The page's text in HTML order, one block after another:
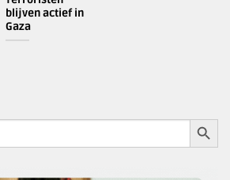
blijven actief in
Gaza